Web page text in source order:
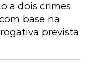
a dois crimes
base na
prevista